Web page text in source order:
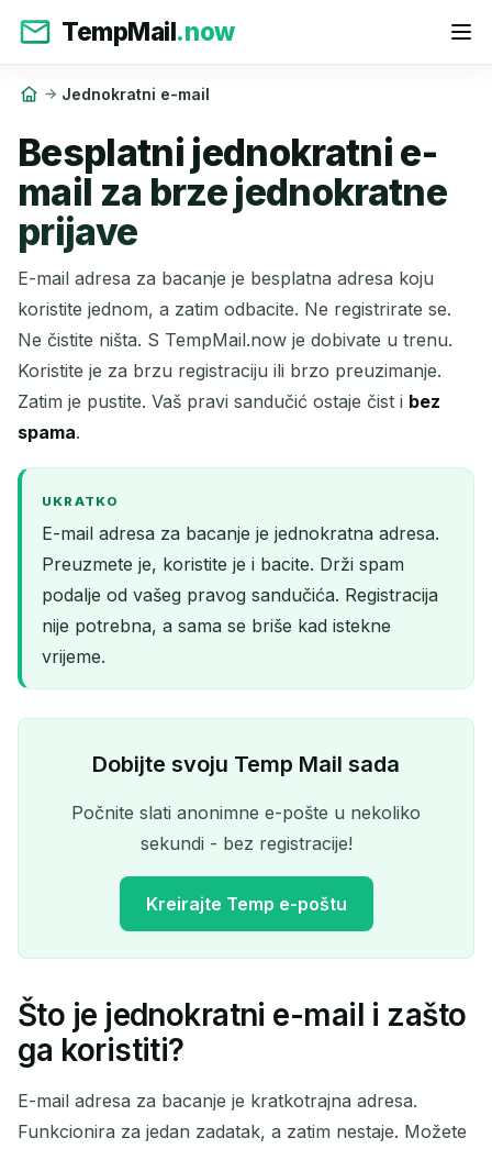
TempMail.now
Jednokratni e-mail
Besplatni jednokratni e-
mail za brze jednokratne
prijave
E-mail adresa za bacanje je besplatna adresa koju
koristite jednom, a zatim odbacite. Ne registrirate se.
Ne čistite ništa. S TempMail.now je dobivate u trenu.
Koristite je za brzu registraciju ili brzo preuzimanje.
Zatim je pustite. Vaš pravi sandučić ostaje čist i bez
spama.
UKRATKO
E-mail adresa za bacanje je jednokratna adresa.
Preuzmete je, koristite je i bacite. Drži spam
podalje od vašeg pravog sandučića. Registracija
nije potrebna, a sama se briše kad istekne
vrijeme.
Dobijte svoju Temp Mail sada
Počnite slati anonimne e-pošte u nekoliko
sekundi - bez registracije!
Kreirajte Temp e-poštu
Vaša privremena adresa e-
Što je jednokratni e-mail i zašto
ga koristiti?
E-mail adresa za bacanje je kratkotrajna adresa.
Funkcionira za jedan zadatak, a zatim nestaje. Možete